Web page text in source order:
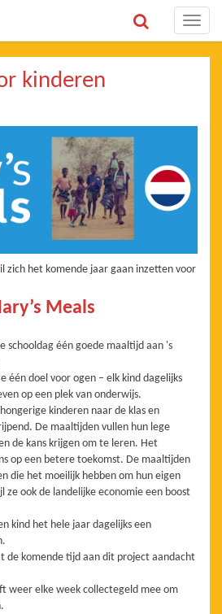
Toggle
kinderen
zich het komende jaar gaan inzetten voor
Meals
schooldag één goede maaltijd aan 's
één doel voor ogen – elk kind dagelijks
op een plek van onderwijs.
kinderen naar de klas en
De maaltijden vullen hun lege
de kans krijgen om te leren. Het
op een betere toekomst. De maaltijden
die het moeilijk hebben om hun eigen
ook de landelijke economie een boost
kind het hele jaar dagelijks een
de komende tijd aan dit project aandacht
weer elke week collectegeld mee om